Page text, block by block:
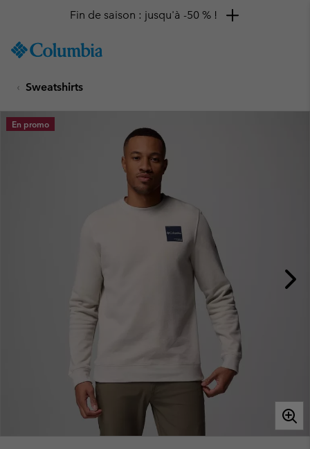
TO
SKIP
MAIN
NAV
Fin de saison : jusqu'à -50 % !
Sweatshirts
En promo